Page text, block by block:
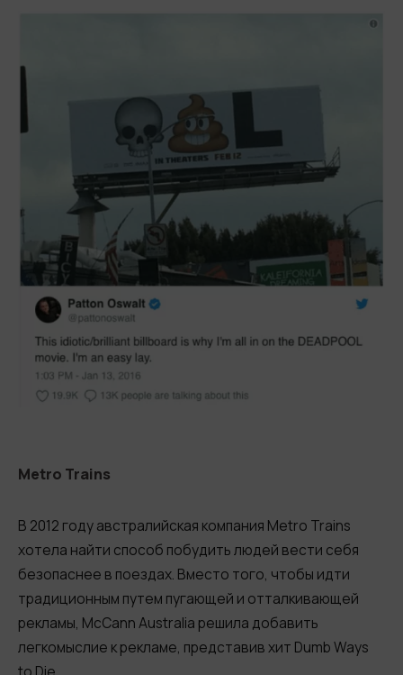
Metro Trains
В 2012 году австралийская компания Metro Trains
хотела найти способ побудить людей вести себя
безопаснее в поездах. Вместо того, чтобы идти
традиционным путем пугающей и отталкивающей
рекламы, McCann Australia решила добавить
легкомыслие к рекламе, представив хит Dumb Ways